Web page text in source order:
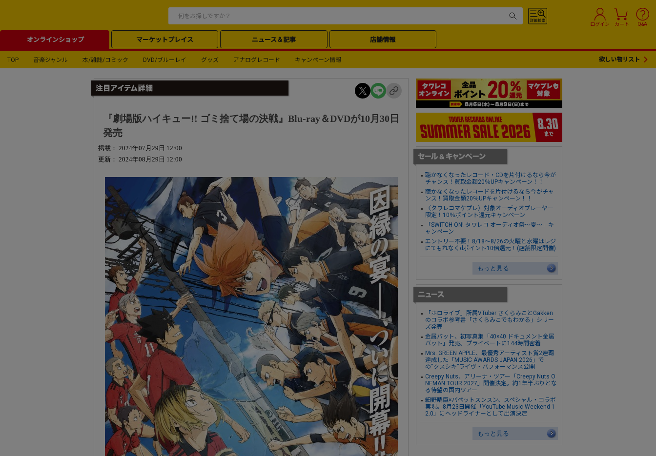
ログイン カート Q&A
オンラインショップ マーケットプレイス ニュース＆記事 店舗情報
TOP 音楽ジャンル 本/雑誌/コミック DVD/ブルーレイ グッズ アナログレコード キャンペーン情報 欲しい物リスト
『劇場版ハイキュー!! ゴミ捨て場の決戦』Blu-ray＆DVDが10月30日
発売
掲載： 2024年07月29日 12:00
更新： 2024年08月29日 12:00
聴かなくなったレコード・CDを片付けるなら今が
チャンス！買取金額20％UPキャンペーン！！
聴かなくなったレコードを片付けるなら今がチャ
ンス！買取金額20％UPキャンペーン！！
〈タワレコマケプレ〉対象オーディオプレーヤー
限定！10％ポイント還元キャンペーン
「SWITCH ON! タワレコ オーディオ祭～夏～」キ
ャンペーン
エントリー不要！8/18～8/26の火曜と水曜はレジ
にてもれなくdポイント10倍還元！(店舗限定開催)
もっと見る
「ホロライブ」所属VTuber さくらみことGakken
のコラボ参考書「さくらみこでもわかる」シリー
ズ発売
金属バット、初写真集「40×40 ドキュメント金属
バット」発売。プライベートに144時間密着
Mrs. GREEN APPLE、最優秀アーティスト賞2連覇
達成した「MUSIC AWARDS JAPAN 2026」で
の“クスシキ”ライヴ・パフォーマンス公開
Creepy Nuts、アリーナ・ツアー「Creepy Nuts O
NEMAN TOUR 2027」開催決定。約1年半ぶりとな
る待望の国内ツアー
細野晴臣×パペットスンスン、スペシャル・コラボ
実現。8月23日開催「YouTube Music Weekend 1
2.0」にヘッドライナーとして出演決定
もっと見る